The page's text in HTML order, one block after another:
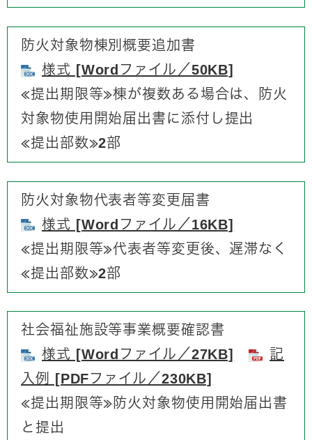
防火対象物棟別概要追加書
様式 [Wordファイル／50KB]
≪提出期限等≫​棟が複数ある場合は、防火
対象物使用開始届出書に添付し提出
≪提出部数≫2部
防火対象物代表者等変更届書
様式 [Wordファイル／16KB]
≪提出期限等≫​代表者等変更後、遅滞なく
≪提出部数≫2部
社会福祉施設等事業概要確認書
様式 [Wordファイル／27KB]
記
入例 [PDFファイル／230KB]
≪提出期限等≫​防火対象物使用開始届出書
と提出